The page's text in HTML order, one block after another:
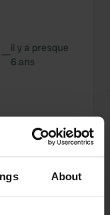
About
—il y a presque
6 ans